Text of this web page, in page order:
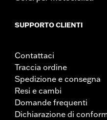
SUPPORTO CLIENTI
Contattaci
Traccia ordine
Spedizione e consegna
Resi e cambi
Domande frequenti
Dichiarazione di